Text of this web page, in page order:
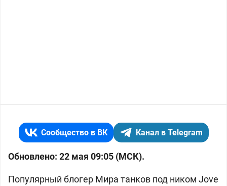
Сообщество в ВК Канал в Telegram
Обновлено: 22 мая 09:05 (МСК).
Популярный блогер Мира танков под ником Jove